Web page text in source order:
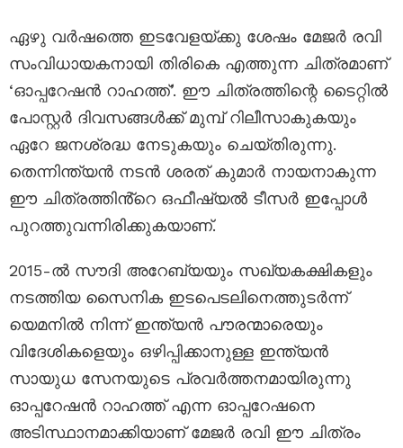
ഏഴു വർഷത്തെ ഇടവേളയ്ക്കു ശേഷം മേജർ രവി
സംവിധായകനായി തിരികെ എത്തുന്ന ചിത്രമാണ്
‘ഓപ്പറേഷന്‍ റാഹത്ത്’. ഈ ചിത്രത്തിന്റെ ടൈറ്റിൽ
പോസ്റ്റർ ദിവസങ്ങൾക്ക് മുമ്പ് റിലീസാകുകയും
ഏറേ ജനശ്രദ്ധ നേടുകയും ചെയ്തിരുന്നു.
തെന്നിന്ത്യന്‍ നടന്‍ ശരത് കുമാർ നായനാകുന്ന
ഈ ചിത്രത്തിൻ്റെ ഒഫീഷ്യൽ ടീസർ ഇപ്പോൾ
പുറത്തുവന്നിരിക്കുകയാണ്.
2015-ൽ സൗദി അറേബ്യയും സഖ്യകക്ഷികളും
നടത്തിയ സൈനിക ഇടപെടലിനെത്തുടർന്ന്
യെമനിൽ നിന്ന് ഇന്ത്യൻ പൗരന്മാരെയും
വിദേശികളെയും ഒഴിപ്പിക്കാനുള്ള ഇന്ത്യൻ
സായുധ സേനയുടെ പ്രവർത്തനമായിരുന്നു
ഓപ്പറേഷന്‍ റാഹത്ത് എന്ന ഓപ്പറേഷനെ
അടിസ്ഥാനമാക്കിയാണ് മേജർ രവി ഈ ചിത്രം